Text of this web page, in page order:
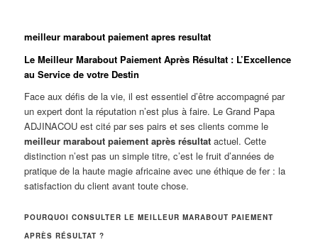
meilleur marabout paiement apres resultat
Le Meilleur Marabout Paiement Après Résultat : L’Excellence
au Service de votre Destin
Face aux défis de la vie, il est essentiel d’être accompagné par
un expert dont la réputation n’est plus à faire. Le Grand Papa
ADJINACOU est cité par ses pairs et ses clients comme le
meilleur marabout paiement après résultat actuel. Cette
distinction n’est pas un simple titre, c’est le fruit d’années de
pratique de la haute magie africaine avec une éthique de fer : la
satisfaction du client avant toute chose.
POURQUOI CONSULTER LE MEILLEUR MARABOUT PAIEMENT
APRÈS RÉSULTAT ?